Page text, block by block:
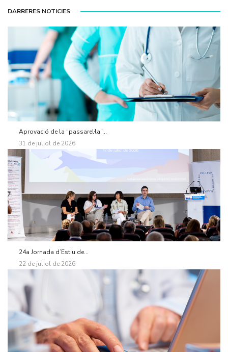
DARRERES NOTICIES
Aprovació de la “passarel·la”...
31 de juliol de 2026
24a Jornada d’Estiu de...
22 de juliol de 2026